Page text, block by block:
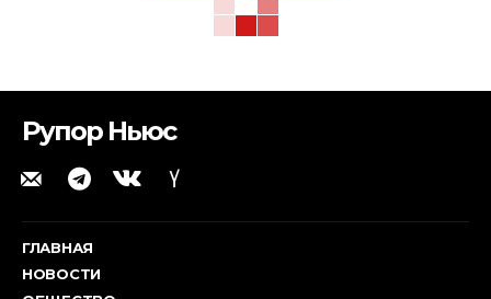
Рупор Ньюс
ГЛАВНАЯ
НОВОСТИ